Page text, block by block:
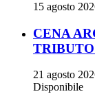
15 agosto
CENA
21 agosto
Disponibile